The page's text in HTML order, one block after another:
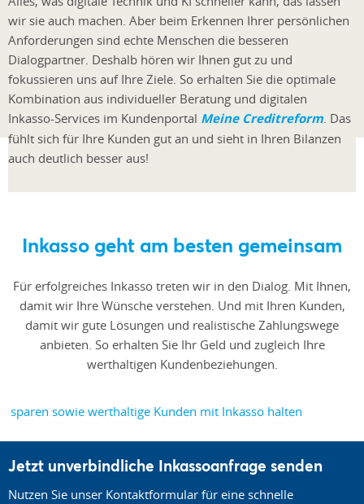
wir sie auch machen. Aber beim Erkennen Ihrer persönlichen
Anforderungen sind echte Menschen die besseren
Dialogpartner. Deshalb hören wir Ihnen gut zu und
fokussieren uns auf Ihre Ziele. So erhalten Sie die optimale
Kombination aus individueller Beratung und digitalen
Inkasso-Services im Kundenportal Meine Creditreform. Das
fühlt sich für Ihre Kunden gut an und sieht in Ihren Bilanzen
auch deutlich besser aus!
Inkasso geht am besten gemeinsam
Für erfolgreiches Inkasso treten wir in den Dialog. Mit Ihnen,
damit wir Ihre Wünsche verstehen. Und mit Ihren Kunden,
damit wir gute Lösungen und realistische Zahlungswege
anbieten. So erhalten Sie Ihr Geld und zugleich Ihre
werthaltigen Kundenbeziehungen.
Jetzt unverbindliche Inkassoanfrage senden
Nutzen Sie unser Kontaktformular für eine schnelle